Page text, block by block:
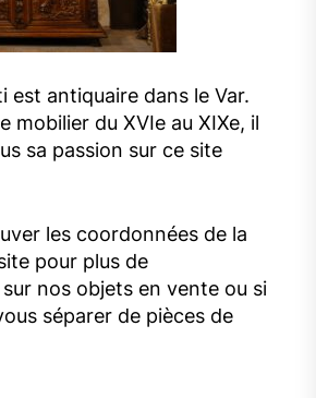
est antiquaire dans le Var.
mobilier du XVIe au XIXe, il
sa passion sur ce site
les coordonnées de la
pour plus de
nos objets en vente ou si
séparer de pièces de